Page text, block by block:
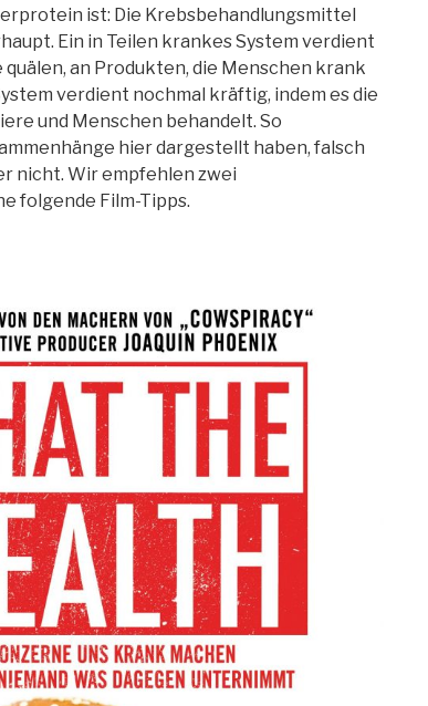
ist: Die Krebsbehandlungsmittel
Ein in Teilen krankes System verdient
an Produkten, die Menschen krank
verdient nochmal kräftig, indem es die
und Menschen behandelt. So
hier dargestellt haben, falsch
nicht. Wir empfehlen zwei
folgende Film-Tipps.